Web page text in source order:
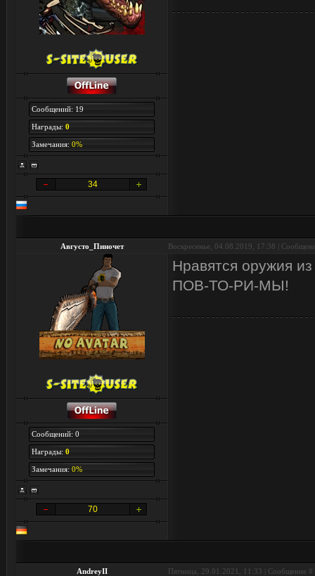
Сообщений: 19
Награды: 0
Замечания: 0%
34
Августо_Пиночет Воскресенье, 04.08.2019, 17:38 |
Сообщений: 0
Награды: 0
Замечания: 0%
70
Нравятся оружия
ПОВ-ТО-РИ-МЫ!
AndreyII Пятница, 29.01.2021, 11:33 | Сообщение #